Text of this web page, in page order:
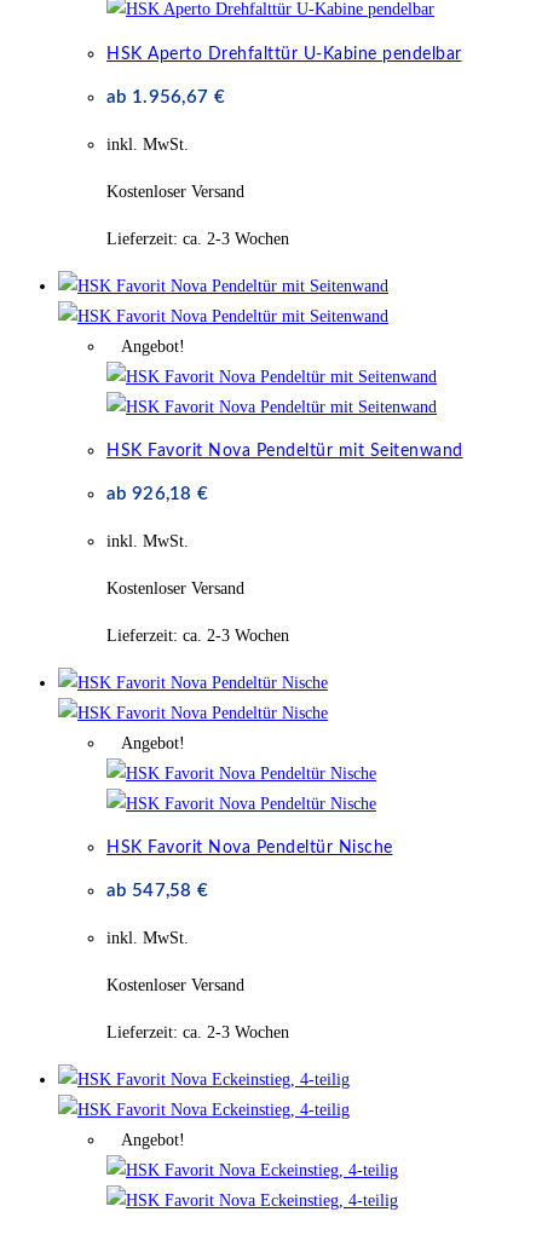
HSK Aperto Drehfalttür U-Kabine pendelbar
ab 1.956,67 €
inkl. MwSt.
Kostenloser Versand
Lieferzeit: ca. 2-3 Wochen
Angebot!
HSK Favorit Nova Pendeltür mit Seitenwand
ab 926,18€
inkl. MwSt.
Kostenloser Versand
Lieferzeit: ca. 2-3 Wochen
Angebot!
HSK Favorit Nova Pendeltür Nische
ab 547,58€
inkl. MwSt.
Kostenloser Versand
Lieferzeit: ca. 2-3 Wochen
Angebot!